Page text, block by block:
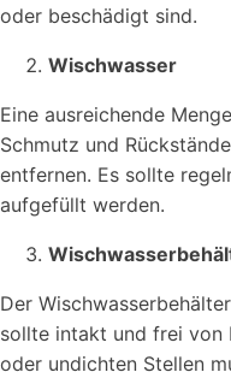
oder beschädigt sind.
Wischwasser
Eine ausreichende
Schmutz und
entfernen. Es sollte
aufgefüllt werden.
Der
sollte intakt und frei von
oder undichten Stellen